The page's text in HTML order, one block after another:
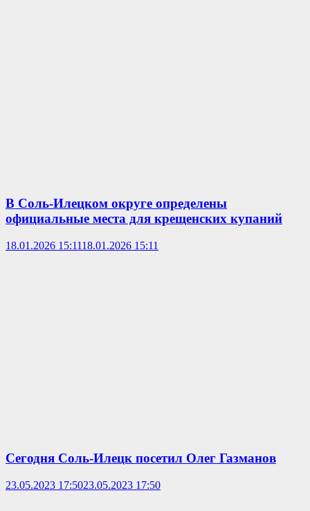
В Соль-Илецком округе определены
официальные места для крещенских купаний
18.01.2026 15:1118.01.2026 15:11
Сегодня Соль-Илецк посетил Олег Газманов
23.05.2023 17:5023.05.2023 17:50